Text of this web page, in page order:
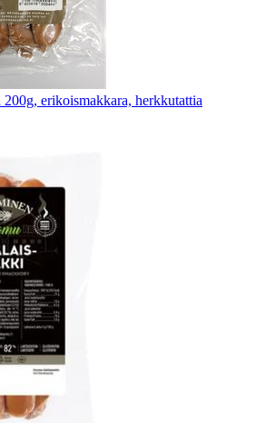
erikoismakkara, herkkutattia